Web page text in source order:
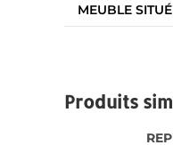
MEUBLE
Produits